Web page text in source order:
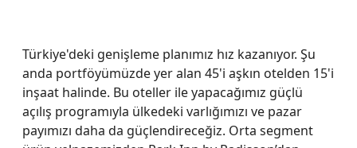
Türkiye'deki genişleme planımız hız kazanıyor. Şu
anda portföyümüzde yer alan 45'i aşkın otelden 15'i
inşaat halinde. Bu oteller ile yapacağımız güçlü
açılış programıyla ülkedeki varlığımızı ve pazar
payımızı daha da güçlendireceğiz. Orta segment